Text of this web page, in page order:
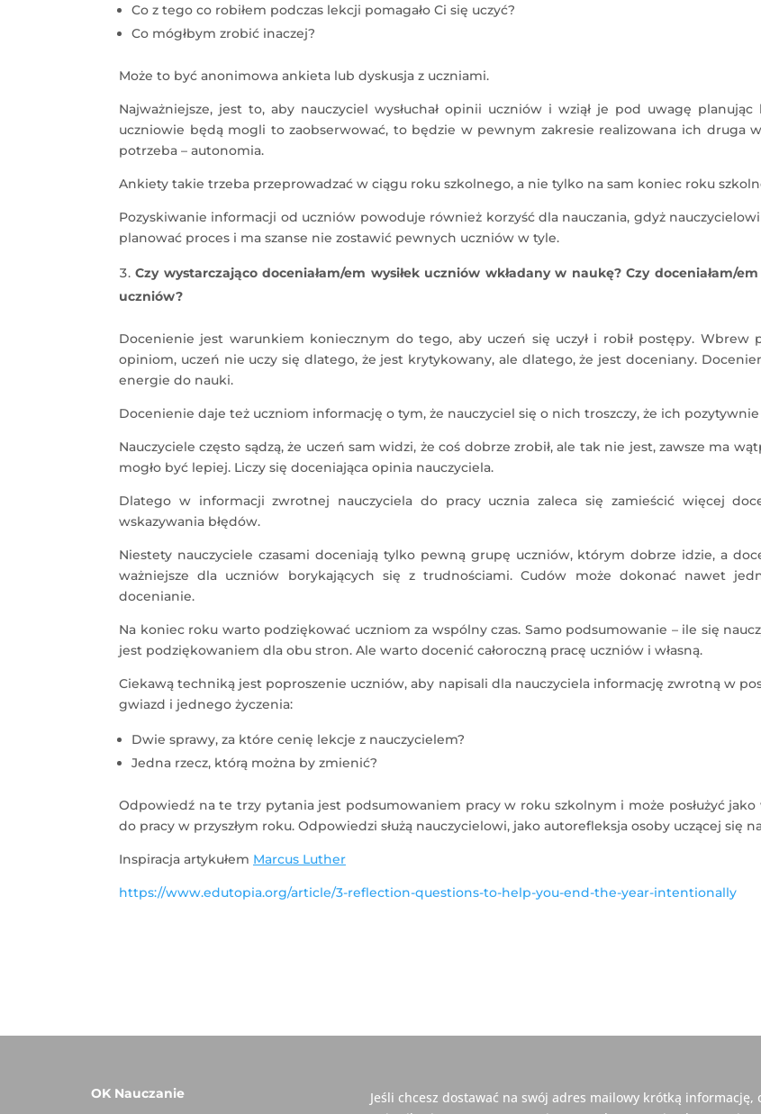
Co z tego co robiłem podczas lekcji pomagało Ci się uczyć?
Co mógłbym zrobić inaczej?
Może to być anonimowa ankieta lub dyskusja z uczniami.
Najważniejsze, jest to, aby nauczyciel wysłuchał opinii uczniów i wziął je pod uwagę planując
uczniowie będą mogli to zaobserwować, to będzie w pewnym zakresie realizowana ich druga
potrzeba – autonomia.
Ankiety takie trzeba przeprowadzać w ciągu roku szkolnego, a nie tylko na sam koniec roku
Pozyskiwanie informacji od uczniów powoduje również korzyść dla nauczania, gdyż
planować proces i ma szanse nie zostawić pewnych uczniów w tyle.
Czy wystarczająco doceniałam/em wysiłek uczniów wkładany w naukę? Czy doceniałam/
uczniów?
Docenienie jest warunkiem koniecznym do tego, aby uczeń się uczył i robił postępy. Wbrew
opiniom, uczeń nie uczy się dlatego, że jest krytykowany, ale dlatego, że jest doceniany.
energie do nauki.
Docenienie daje też uczniom informację o tym, że nauczyciel się o nich troszczy, że ich pozytywnie
Nauczyciele często sądzą, że uczeń sam widzi, że coś dobrze zrobił, ale tak nie jest, zawsze ma
mogło być lepiej. Liczy się doceniająca opinia nauczyciela.
Dlatego w informacji zwrotnej nauczyciela do pracy ucznia zaleca się zamieścić więcej
wskazywania błędów.
Niestety nauczyciele czasami doceniają tylko pewną grupę uczniów, którym dobrze idzie, a
ważniejsze dla uczniów borykających się z trudnościami. Cudów może dokonać nawet
docenianie.
Na koniec roku warto podziękować uczniom za wspólny czas. Samo podsumowanie – ile się
jest podziękowaniem dla obu stron. Ale warto docenić całoroczną pracę uczniów i własną.
Ciekawą techniką jest poproszenie uczniów, aby napisali dla nauczyciela informację zwrotną w
gwiazd i jednego życzenia:
Dwie sprawy, za które cenię lekcje z nauczycielem?
Jedna rzecz, którą można by zmienić?
Odpowiedź na te trzy pytania jest podsumowaniem pracy w roku szkolnym i może posłużyć jako
do pracy w przyszłym roku. Odpowiedzi służą nauczycielowi, jako autorefleksja osoby uczącej się
Inspiracja artykułem Marcus Luther
https://www.edutopia.org/article/3-reflection-questions-to-help-you-end-the-year-intentionally
OK Nauczanie
Jeśli chcesz dostawać na swój adres mailowy krótką informację,